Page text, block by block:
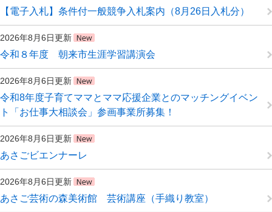
【電子入札】条件付一般競争入札案内（8月26日入札分）
2026年8月6日更新
令和８年度 朝来市生涯学習講演会
2026年8月6日更新
令和8年度子育てママとママ応援企業とのマッチングイベン
ト「お仕事大相談会」参画事業所募集！
2026年8月6日更新
あさごビエンナーレ
2026年8月6日更新
あさご芸術の森美術館 芸術講座（手織り教室）